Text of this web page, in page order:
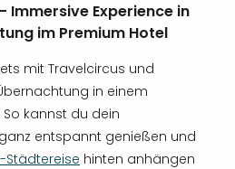
– Immersive Experience in
im Premium Hotel
mit Travelcircus und
in einem
kannst du dein
entspannt genießen und
Städtereise hinten anhängen